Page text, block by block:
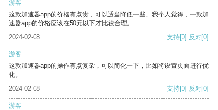
游客
这款加速器app的价格有点贵，可以适当降低一些。我个人觉得，一款加
速器app的价格应该在50元以下才比较合理。
2024-02-08
支持[0] 反对[0]
游客
这款加速器app的操作有点复杂，可以简化一下，比如将设置页面进行优
化。
2024-02-08
支持[0] 反对[0]
游客